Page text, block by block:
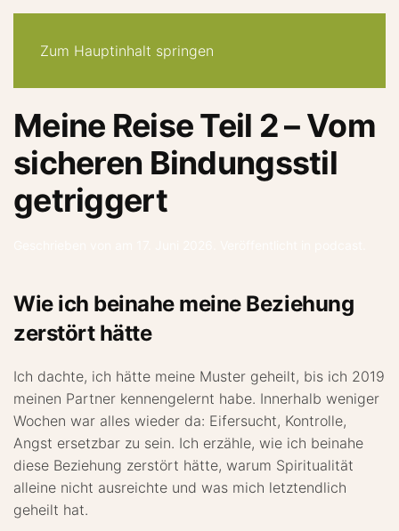
Zum Hauptinhalt springen
Meine Reise Teil 2 – Vom
sicheren Bindungsstil
getriggert
Wie ich beinahe meine Beziehung
zerstört hätte
Ich dachte, ich hätte meine Muster geheilt, bis ich 2019
meinen Partner kennengelernt habe. Innerhalb weniger
Wochen war alles wieder da: Eifersucht, Kontrolle,
Angst ersetzbar zu sein. Ich erzähle, wie ich beinahe
diese Beziehung zerstört hätte, warum Spiritualität
alleine nicht ausreichte und was mich letztendlich
geheilt hat.